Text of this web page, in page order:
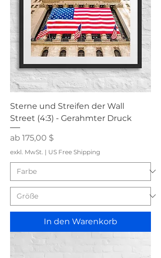
Sterne und Streifen der Wall
Street (4:3) - Gerahmter Druck
ab 175,00 $
Sale-Preis
exkl. MwSt. | US Free Shipping
In den Warenkorb